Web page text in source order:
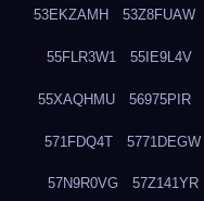
53EKZAMH 53Z8FUAW
55FLR3W1 55IE9L4V
55XAQHMU 56975PIR
571FDQ4T 5771DEGW
57N9R0VG 57Z141YR